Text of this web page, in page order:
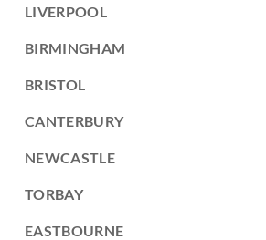
LIVERPOOL
BIRMINGHAM
BRISTOL
CANTERBURY
NEWCASTLE
TORBAY
EASTBOURNE